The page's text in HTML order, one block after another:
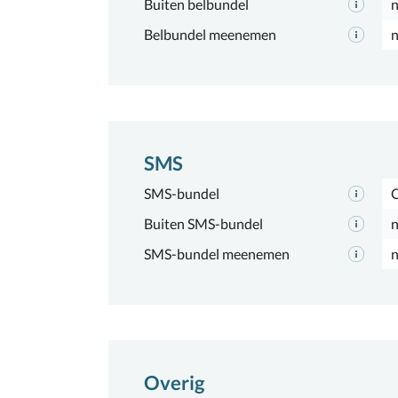
Buiten belbundel
Belbundel meenemen
SMS
SMS-bundel
Buiten SMS-bundel
SMS-bundel meenemen
Overig